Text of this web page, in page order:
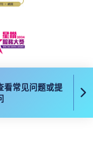
妥之申请表、贴
交回本学院。
抬头注明「香
看常见问题或提
折